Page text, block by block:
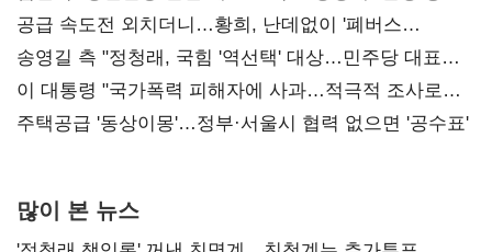
사과부터"
공급 속도전 외치더니…황희, 난데없이 '폐버스
리모델링' 제안
송영길 측 "정청래, 국힘 '역선택' 대상…민주당 대표로
총선 지휘 못해"
이 대통령 "국가폭력 피해자에 사과…적극적 조사로
진실 밝혀야"
주택공급 '동상이몽'…정부·서울시 협력 없으면 '공수표'
많이 본 뉴스